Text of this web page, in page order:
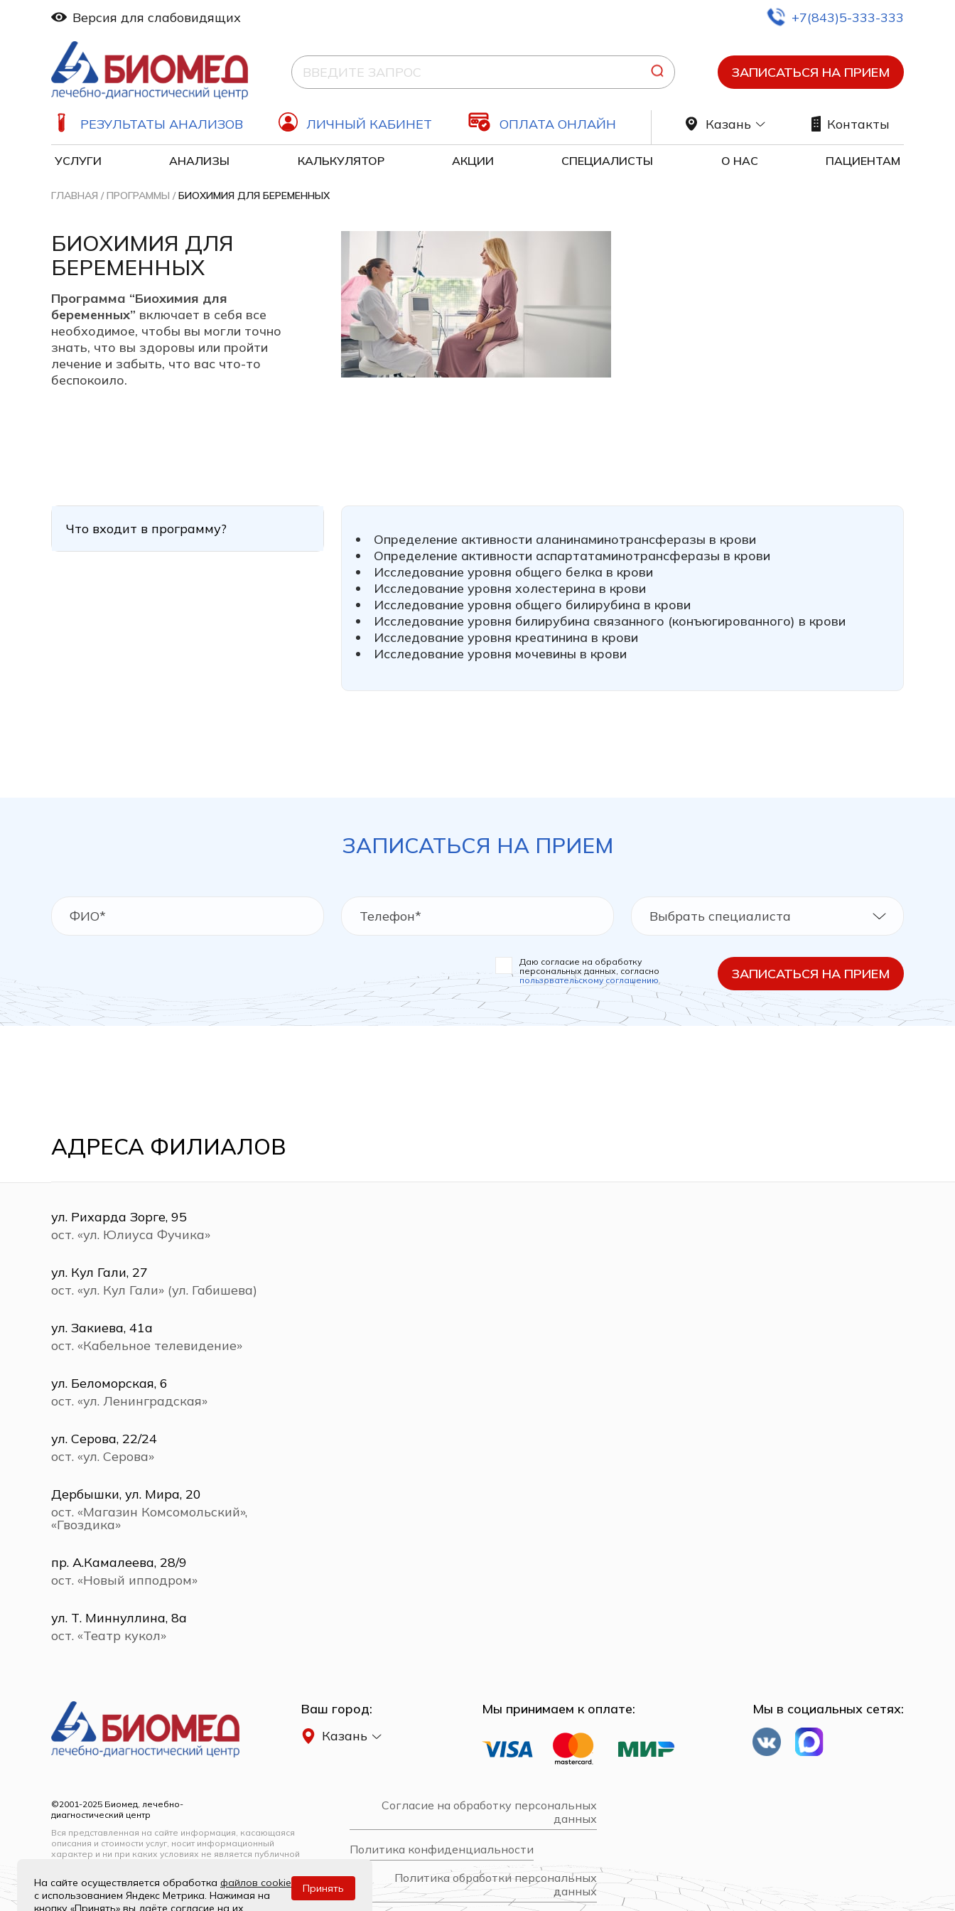
Версия для слабовидящих +7(843)5-333-333
ЗАПИСАТЬСЯ НА ПРИЕМ
РЕЗУЛЬТАТЫ АНАЛИЗОВ ЛИЧНЫЙ КАБИНЕТ ОПЛАТА ОНЛАЙН Казань Контакты
УСЛУГИ АНАЛИЗЫ КАЛЬКУЛЯТОР АКЦИИ СПЕЦИАЛИСТЫ О НАС ПАЦИЕНТАМ
ГЛАВНАЯ /ПРОГРАММЫ /БИОХИМИЯ ДЛЯ БЕРЕМЕННЫХ
БИОХИМИЯ ДЛЯ
БЕРЕМЕННЫХ
Программа “Биохимия для
беременных” включает в себя все
необходимое, чтобы вы могли точно
знать, что вы здоровы или пройти
лечение и забыть, что вас что-то
беспокоило.
Что входит в программу?
Определение активности аланинаминотрансферазы в крови
Определение активности аспартатаминотрансферазы в крови
Исследование уровня общего белка в крови
Исследование уровня холестерина в крови
Исследование уровня общего билирубина в крови
Исследование уровня билирубина связанного (конъюгированного) в крови
Исследование уровня креатинина в крови
Исследование уровня мочевины в крови
ЗАПИСАТЬСЯ НА ПРИЕМ
Выбрать специалиста
Даю согласие на обработку
персональных данных, согласно
пользовательскому соглашению
ЗАПИСАТЬСЯ НА ПРИЕМ
АДРЕСА ФИЛИАЛОВ
ул. Рихарда Зорге, 95
ост. «ул. Юлиуса Фучика»
ул. Кул Гали, 27
ост. «ул. Кул Гали» (ул. Габишева)
ул. Закиева, 41а
ост. «Кабельное телевидение»
ул. Беломорская, 6
ост. «ул. Ленинградская»
ул. Серова, 22/24
ост. «ул. Серова»
Дербышки, ул. Мира, 20
ост. «Магазин Комсомольский»,
«Гвоздика»
пр. А.Камалеева, 28/9
ост. «Новый ипподром»
ул. Т. Миннуллина, 8а
ост. «Театр кукол»
ул. Сыртлановой, 16
ост. «ул. Сыртлановой (проспект
Победы)»
ул. Декабристов, 180
ост. «Гагарина»
ул. Чуйкова, 58Б
"Роддом"
Ваш город:
Казань
Мы принимаем к оплате: Мы в социальных сетях:
©2001-2025 Биомед, лечебно-
диагностический центр
Вся представленная на сайте информация, касающаяся
описания и стоимости услуг, носит информационный
характер и ни при каких условиях не является публичной
Создание и продвижение
Согласие на обработку персональных
данных
Политика конфиденциальности
Политика обработки персональных
данных
На сайте осуществляется обработка файлов cookie
с использованием Яндекс Метрика. Нажимая на
кнопку «Принять» вы даёте согласие на их
Принять